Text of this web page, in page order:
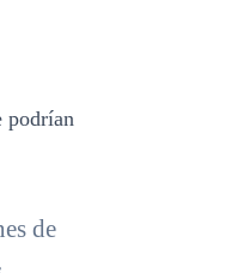
podrían
de